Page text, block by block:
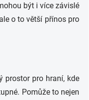
být i více závislé
o to větší přínos pro
prostor pro hraní, kde
Pomůže to nejen